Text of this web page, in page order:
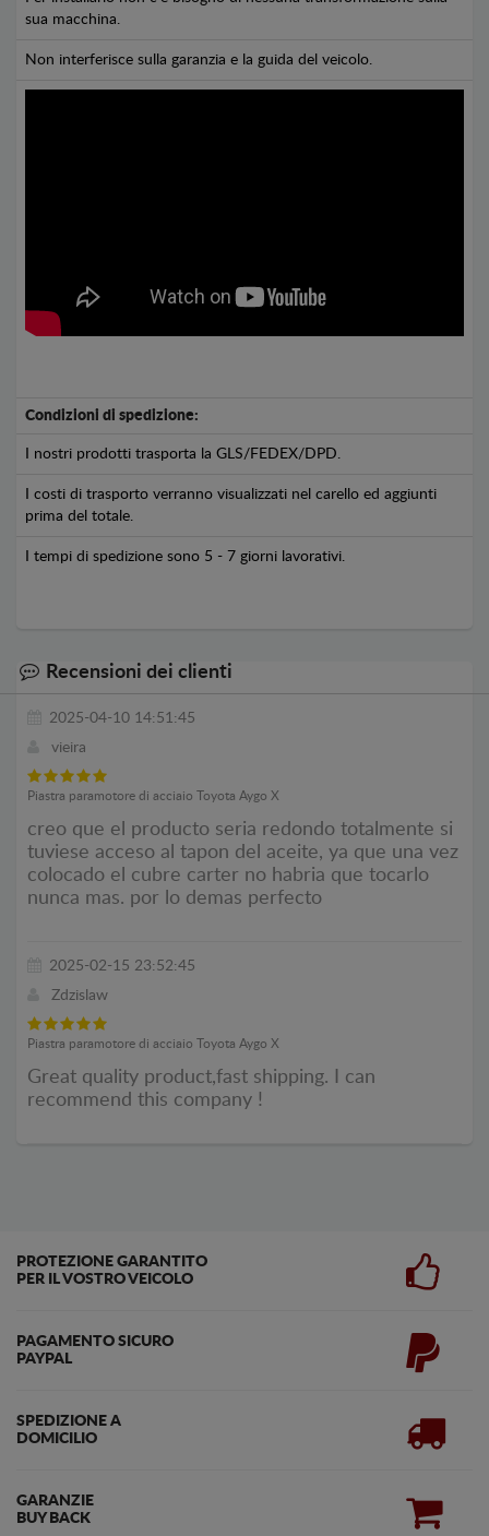
sua macchina.
Non interferisce sulla garanzia e la guida del veicolo.
Condizioni di spedizione:
I nostri prodotti trasporta la GLS/FEDEX/DPD.
I costi di trasporto verranno visualizzati nel carello ed aggiunti
prima del totale.
I tempi di spedizione sono 5 - 7 giorni lavorativi.
Recensioni dei clienti
2025-04-10 14:51:45
vieira
Piastra paramotore di acciaio Toyota Aygo X
creo que el producto seria redondo totalmente si
tuviese acceso al tapon del aceite, ya que una vez
colocado el cubre carter no habria que tocarlo
nunca mas. por lo demas perfecto
2025-02-15 23:52:45
Zdzislaw
Piastra paramotore di acciaio Toyota Aygo X
Great quality product,fast shipping. I can
recommend this company !
PROTEZIONE GARANTITO
PER IL VOSTRO VEICOLO
PAGAMENTO SICURO
PAYPAL
SPEDIZIONE A
DOMICILIO
GARANZIE
BUY BACK